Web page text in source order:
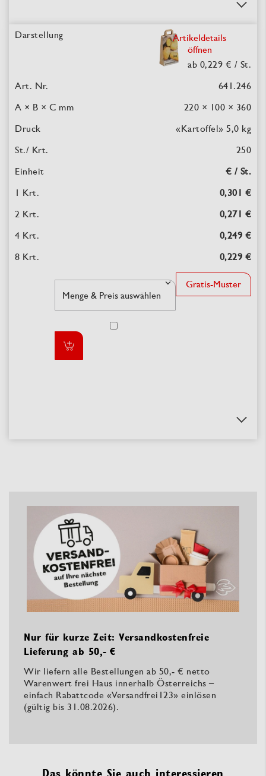
Artikeldetails
öffnen
ab 0,229 € / St.
641.246
220 × 100 × 360
«Kartoffel» 5,0 kg
250
€ / St.
0,301 €
0,271 €
0,249 €
0,229 €
Gratis-Muster
Nur für kurze Zeit: Versandkostenfreie
Lieferung ab 50,- €
Wir liefern alle Bestellungen ab 50,- € netto
Warenwert frei Haus innerhalb Österreichs –
einfach Rabattcode «Versandfrei123» einlösen
(gültig bis 31.08.2026).
Das könnte Sie auch interessieren